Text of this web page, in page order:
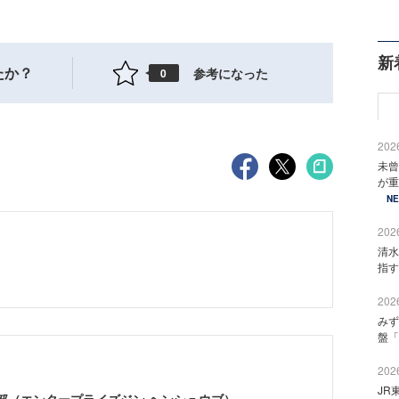
？ 0 参考になった 新
未
が
清
指
み
盤
JR